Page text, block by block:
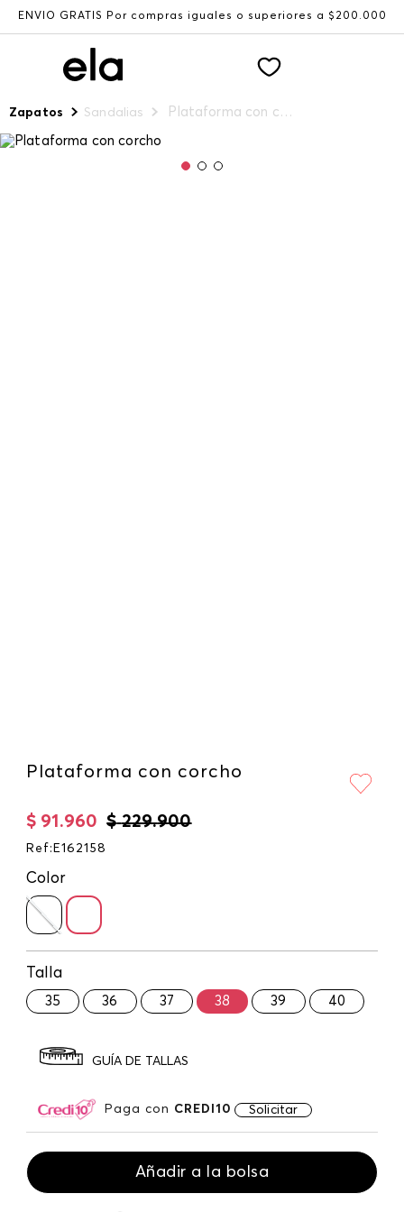
ENVÍO GRATIS Por compras iguales o superiores a $200.000
Zapatos Sandalias Plataforma con corcho
Plataforma con corcho
$ 229.900
$ 91 .960
Ref : E162158
Color
Talla
35 36 37 38 39 40
GUÍA DE TALLAS
Paga con CREDI10 Solicitar
Añadir a la bolsa